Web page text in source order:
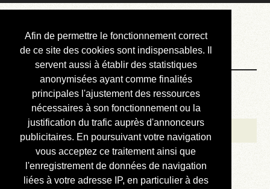
Afin de permettre le fonctionnement correct
de ce site des cookies sont indispensables. Il
servent aussi à établir des statistiques
anonymisées ayant comme finalités
principales l'ajustement des ressources
nécessaires à son fonctionnement ou la
justification du trafic auprès d'annonceurs
publicitaires. En poursuivant votre navigation
vous acceptez ce traitement ainsi que
l'enregistrement de données de navigation
liées à votre adresse IP, en particulier à des
Courbis, « LE »
Blog Officiel
Bienvenue
Réalisations
Divers (et d’été)
Annonces
Liens externes